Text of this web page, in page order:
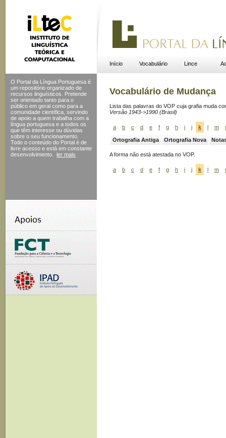
Início Vocabulário Lince
O Portal da Língua Portuguesa é
um repositório organizado de
recursos linguísticos. Pretende
ser orientado tanto para o
público em geral como para a
comunidade científica, servindo
de apoio a quem trabalha com a
língua portuguesa e a todos os
que têm interesse ou dúvidas
sobre o seu funcionamento.
Todo o conteúdo do Portal é de
livre acesso e está em constante
desenvolvimento.
ler mais
Vocabulário de Mudança
Lista das palavras do VOP cuja grafia muda
Versão 1943->1990 (Brasil)
a b c d e f g h i j k l m
Ortografia Antiga Ortografia Nova
A forma não está atestada no VOP.
a b c d e f g h i j k l m